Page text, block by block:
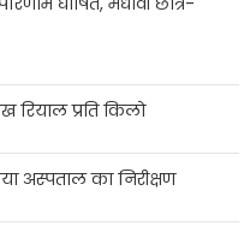
रियाल प्रति किलो
अस्पताल का निरीक्षण